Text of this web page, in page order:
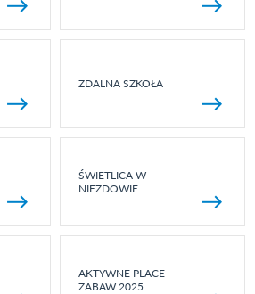
ZDALNA SZKOŁA
ŚWIETLICA W
NIEZDOWIE
AKTYWNE PLACE
ZABAW 2025